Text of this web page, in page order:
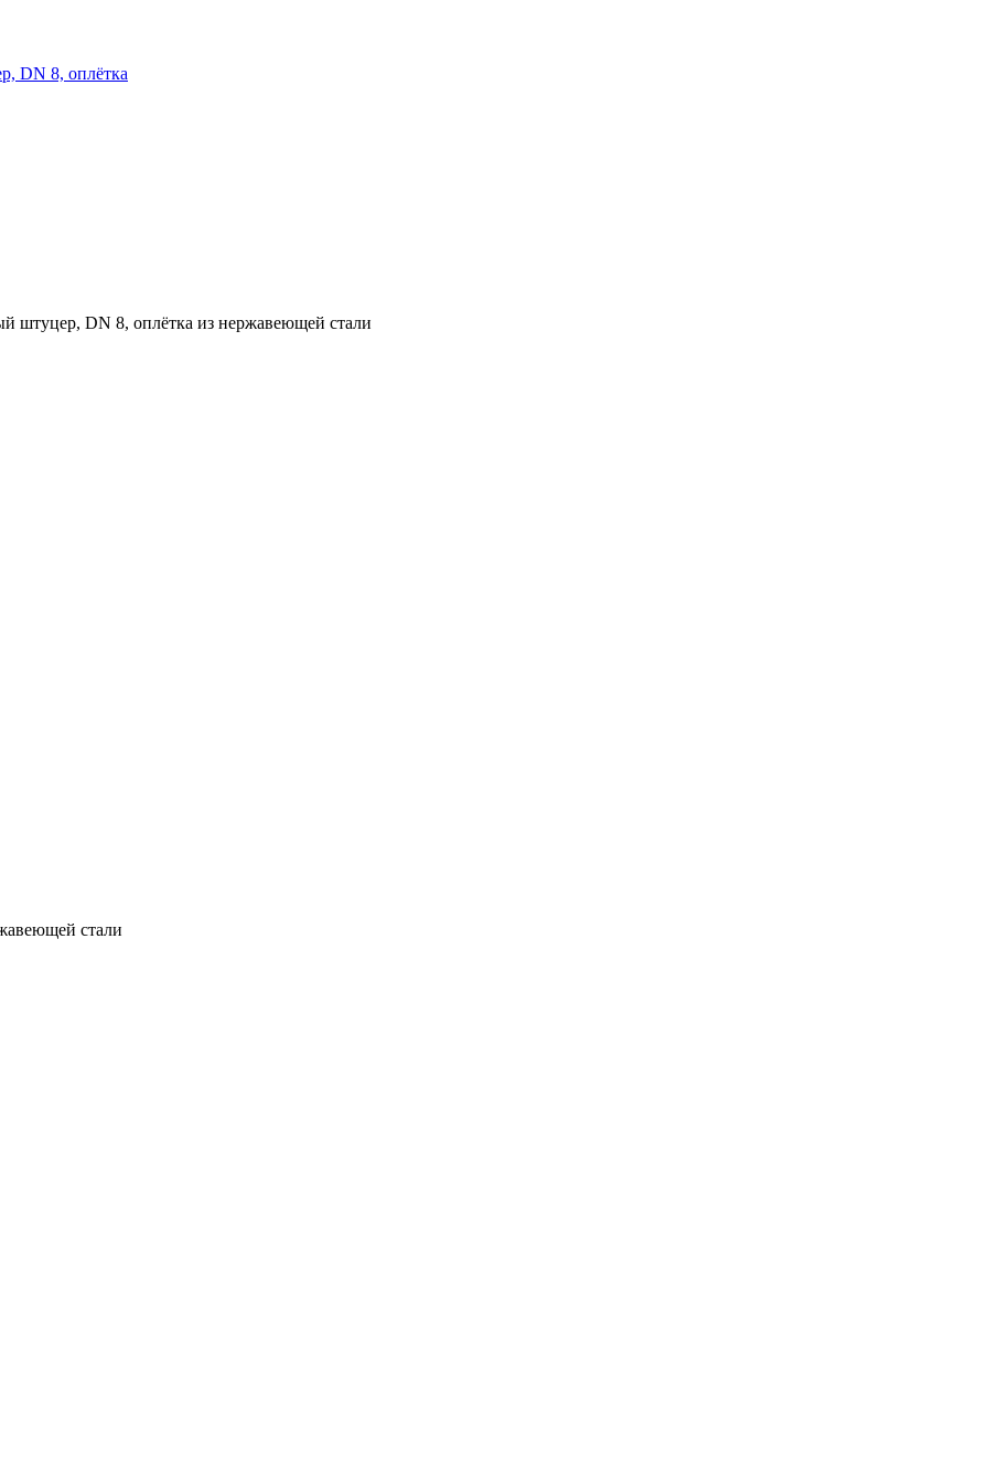
DN 8, оплётка
штуцер, DN 8, оплётка из нержавеющей стали
стали